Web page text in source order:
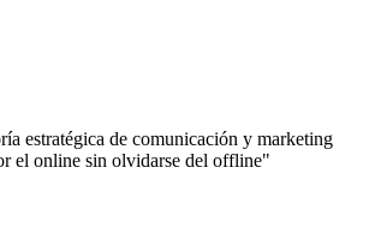
estratégica de comunicación y marketing
el online sin olvidarse del offline"